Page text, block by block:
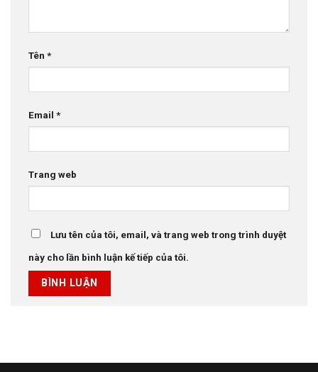
Tên *
Email *
Trang web
Lưu tên của tôi, email, và trang web trong trình duyệt
này cho lần bình luận kế tiếp của tôi.